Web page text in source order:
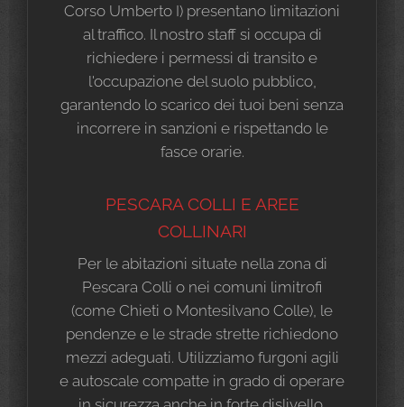
Corso Umberto I) presentano limitazioni
al traffico. Il nostro staff si occupa di
richiedere i permessi di transito e
l'occupazione del suolo pubblico,
garantendo lo scarico dei tuoi beni senza
incorrere in sanzioni e rispettando le
fasce orarie.
PESCARA COLLI E AREE
COLLINARI
Per le abitazioni situate nella zona di
Pescara Colli o nei comuni limitrofi
(come Chieti o Montesilvano Colle), le
pendenze e le strade strette richiedono
mezzi adeguati. Utilizziamo furgoni agili
e autoscale compatte in grado di operare